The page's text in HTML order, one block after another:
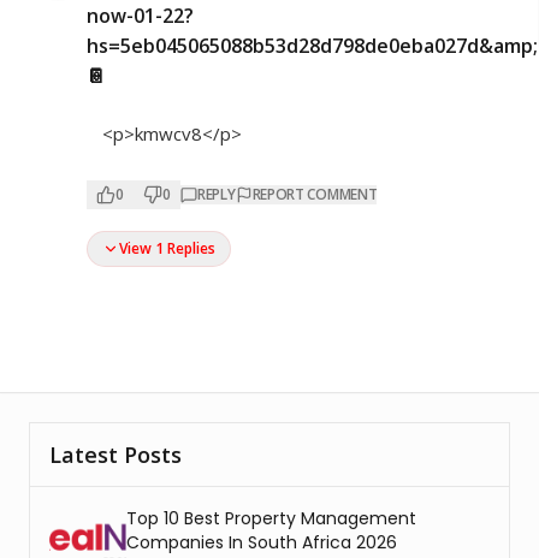
now-01-22?
hs=5eb045065088b53d28d798de0eba027d&amp;
📔
<p>kmwcv8</p>
0 0 REPLY REPORT COMMENT
View 1 Replies
Latest Posts
Top 10 Best Property Management
Companies In South Africa 2026